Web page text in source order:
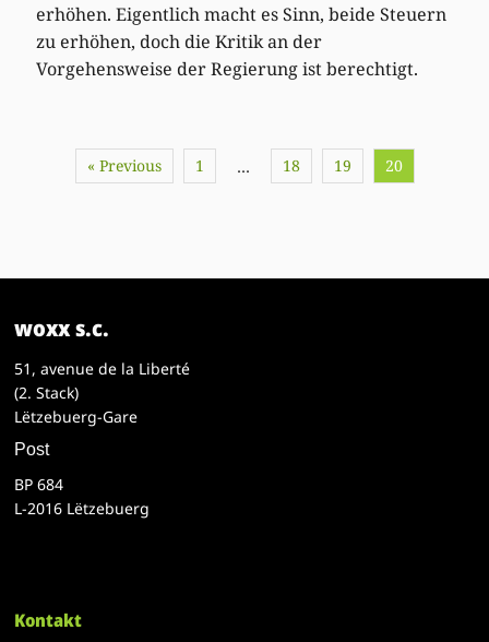
erhöhen. Eigentlich macht es Sinn, beide Steuern
zu erhöhen, doch die Kritik an der
Vorgehensweise der Regierung ist berechtigt.
« Previous 1 … 18 19 20
woxx s.c.
51, avenue de la Liberté
(2. Stack)
Lëtzebuerg-Gare
Post
BP 684
L-2016 Lëtzebuerg
Kontakt